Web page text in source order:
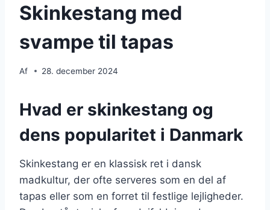
Skinkestang med
svampe til tapas
Af 28. december 2024
Hvad er skinkestang og
dens popularitet i Danmark
Skinkestang er en klassisk ret i dansk
madkultur, der ofte serveres som en del af
tapas eller som en forret til festlige lejligheder.